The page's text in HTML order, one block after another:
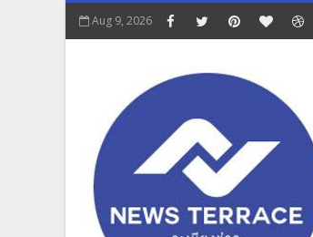
Aug 9, 2026